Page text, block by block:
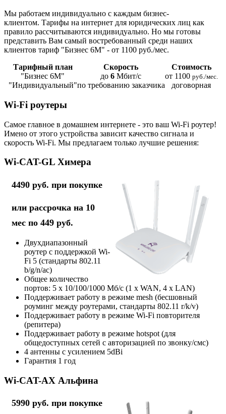
Мы работаем индивидуально с каждым бизнес-
клиентом. Тарифы на интернет для юридических лиц как
правило рассчитываются индивидуально. Но мы готовы
представить Вам самый востребованный среди наших
клиентов тариф "Бизнес 6М" - от 1100 руб./мес.
Тарифный план
Скорость
Стоимость
"Бизнес 6М"
до 6 Мбит/с от 1100 руб./мес.
"Индивидуальный"по требованию заказчика договорная
Wi-Fi роутеры
Самое главное в домашнем интернете - это ваш Wi-Fi роутер!
Имено от этого устройства зависит качество сигнала и
скорость Wi-Fi. Мы предлагаем только лучшие решения:
Wi-CAT-GL Химера
4490 руб. при покупке
или рассрочка на 10
мес по 449 руб.
Двухдиапазонный
роутер с поддержкой Wi-
Fi 5 (стандарты 802.11
b/g/n/ac)
Общее количество
портов: 5 х 10/100/1000 Мб/с (1 x WAN, 4 x LAN)
Поддерживает работу в режиме mesh (бесшовный
роуминг между роутерами, стандарты 802.11 r/k/v)
Поддерживает работу в режиме Wi-Fi повторителя
(репитера)
Поддерживает работу в режиме hotspot (для
общедоступных сетей с авторизацией по звонку/смс)
4 антенны с усилением 5dBi
Гарантия 1 год
Wi-CAT-AX Альфина
5990 руб. при покупке